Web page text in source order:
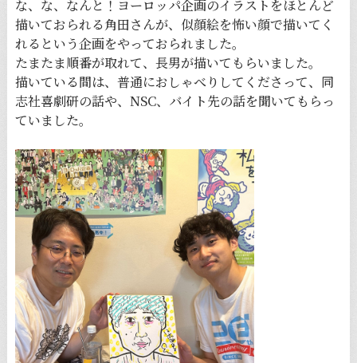
な、な、なんと！ヨーロッパ企画のイラストをほとんど
描いておられる角田さんが、似顔絵を怖い顔で描いてく
れるという企画をやっておられました。
たまたま順番が取れて、長男が描いてもらいました。
描いている間は、普通におしゃべりしてくださって、同
志社喜劇研の話や、NSC、バイト先の話を聞いてもらっ
ていました。